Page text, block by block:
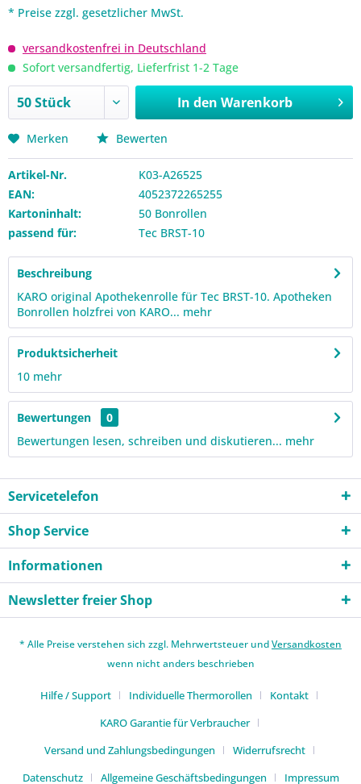
* Preise zzgl. gesetzlicher MwSt.
versandkostenfrei in Deutschland
Sofort versandfertig, Lieferfrist 1-2 Tage
In den Warenkorb
Merken Bewerten
Artikel-Nr.
K03-A26525
EAN:
4052372265255
Kartoninhalt:
50 Bonrollen
passend für:
Tec BRST-10
Beschreibung
KARO original Apothekenrolle für Tec BRST-10. Apotheken
Bonrollen holzfrei von KARO... mehr
Produktsicherheit
10 mehr
Bewertungen
0
Bewertungen lesen, schreiben und diskutieren... mehr
Servicetelefon
Shop Service
Informationen
Newsletter freier Shop
* Alle Preise verstehen sich zzgl. Mehrwertsteuer undVersandkosten
wenn nicht anders beschrieben
Hilfe / Support Individuelle Thermorollen
Kontakt
KARO Garantie für Verbraucher
Versand und Zahlungsbedingungen
Widerrufsrecht
Datenschutz
Allgemeine Geschäftsbedingungen Impressum